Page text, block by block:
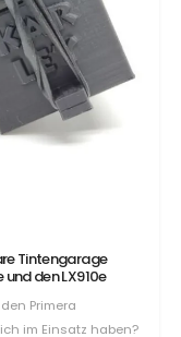
Tintengarage
den LX910e
Primera
im Einsatz haben?